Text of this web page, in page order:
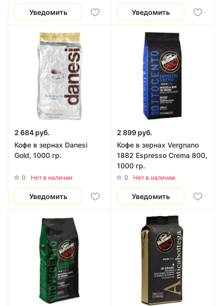
Уведомить Уведомить
2 684 руб.
Кофе в зернах Danesi
Gold, 1000 гр.
0 Нет в наличии
Уведомить
2 899 руб.
Кофе в зернах Vergnano
1882 Espresso Crema 800,
1000 гр.
0 Нет в наличии
Уведомить